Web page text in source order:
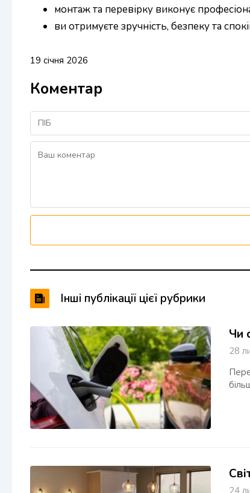
монтаж та перевірку виконує
ви отримуєте зручність, безпеку та
19 січня 2026
Коментар
Інші публікації цієї рубрики
Чи
28
24